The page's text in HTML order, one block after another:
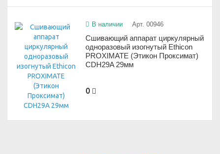
В наличии Арт. 00946
Сшивающий аппарат циркулярный
одноразовый изогнутый Ethicon
PROXIMATE (Этикон Проксимат)
CDH29A 29мм
0